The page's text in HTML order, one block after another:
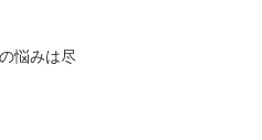
悩みは尽